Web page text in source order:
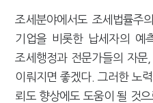
조세분야에서도 조세법률주
기업을 비롯한 납세자의 예
조세행정과 전문가들의 자문
이뤄지면 좋겠다. 그러한 노
뢰도 향상에도 도움이 될 것으